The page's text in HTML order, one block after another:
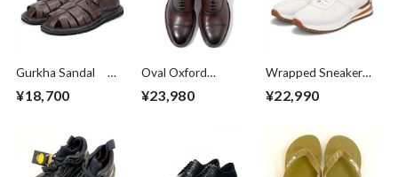
Gurkha Sandal
Dark Brown
¥18,700
Oval Oxford
Shoes Brown
¥23,980
Wrapped Sneaker
White
¥22,990